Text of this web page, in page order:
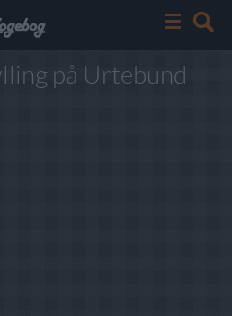
på Urtebund